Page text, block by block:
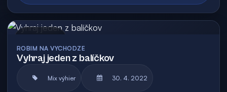
ROBIM NA VYCHODZE
Vyhraj jeden z balíčkov
Mix výhier 30. 4. 2022